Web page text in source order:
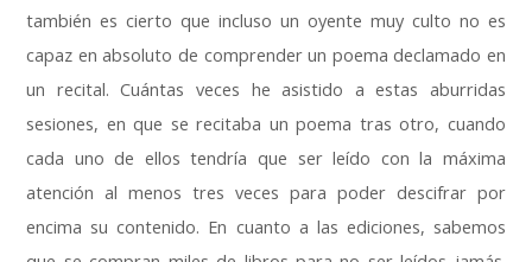
también es cierto que incluso un oyente muy culto no es
capaz en absoluto de comprender un poema declamado en
un recital.Cuántas veces he asistido a estas aburridas
sesiones, en que se recitaba un poema tras otro, cuando
cada uno de ellos tendría que ser leído con la máxima
atención al menos tres veces para poder descifrar por
encima su contenido. En cuanto a las ediciones, sabemos